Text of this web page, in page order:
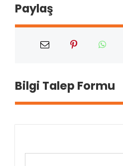
Paylaş
Bilgi Talep Formu